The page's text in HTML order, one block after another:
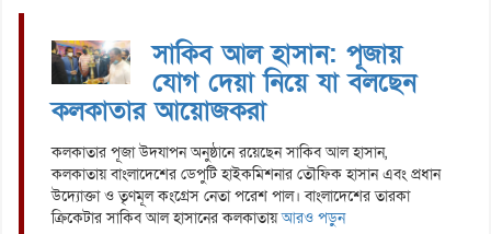
সাকিব আল হাসান: পূজায়
যোগ দেয়া নিয়ে যা বলছেন
কলকাতার আয়োজকরা
কলকাতার পূজা উদযাপন অনুষ্ঠানে রয়েছেন সাকিব আল হাসান,
কলকাতায় বাংলাদেশের ডেপুটি হাইকমিশনার তৌফিক হাসান এবং প্রধান
উদ্যোক্তা ও তৃণমূল কংগ্রেস নেতা পরেশ পাল। বাংলাদেশের তারকা
ক্রিকেটার সাকিব আল হাসানের কলকাতায়আরও পড়ুন